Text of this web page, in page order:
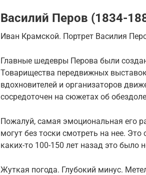
Василий Перов (1834-
Иван Крамской. Портрет Василия
Главные шедевры Перова были
Товарищества передвижных
вдохновителей и организаторов
сосредоточен на сюжетах об
Пожалуй, самая эмоциональная его
могут без тоски смотреть на нее.
каких-то 100-150 лет назад это было
Жуткая погода. Глубокий минус.